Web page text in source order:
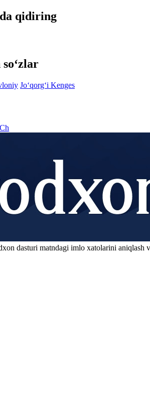
qidiring
Jo‘qorg‘i Kenges
Ch
dasturi matndagi imlo xatolarini aniqlash